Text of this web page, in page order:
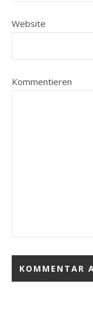
Website
Kommentieren